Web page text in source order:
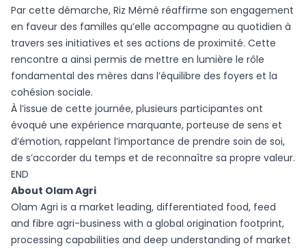
Par cette démarche, Riz Mémé réaffirme son engagement
en faveur des familles qu’elle accompagne au quotidien à
travers ses initiatives et ses actions de proximité. Cette
rencontre a ainsi permis de mettre en lumière le rôle
fondamental des mères dans l’équilibre des foyers et la
cohésion sociale.
À l’issue de cette journée, plusieurs participantes ont
évoqué une expérience marquante, porteuse de sens et
d’émotion, rappelant l’importance de prendre soin de soi,
de s’accorder du temps et de reconnaître sa propre valeur.
END
About Olam Agri
Olam Agri is a market leading, differentiated food, feed
and fibre agri-business with a global origination footprint,
processing capabilities and deep understanding of market